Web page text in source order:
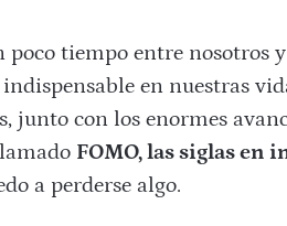
tiempo entre nosotros
en nuestras
junto con los enormes
FOMO, las siglas en
a perderse algo.